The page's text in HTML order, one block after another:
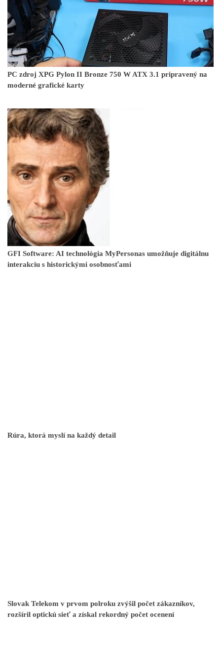
PC zdroj XPG Pylon II Bronze 750 W ATX 3.1 pripravený na
moderné grafické karty
GFI Software: AI technológia MyPersonas umožňuje digitálnu
interakciu s historickými osobnosťami
Rúra, ktorá myslí na každý detail
Slovak Telekom v prvom polroku zvýšil počet zákazníkov,
rozšíril optickú sieť a získal rekordný počet ocenení